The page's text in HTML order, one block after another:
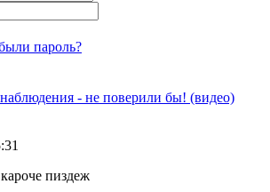
пароль?
- не поверили бы! (видео)
пиздеж